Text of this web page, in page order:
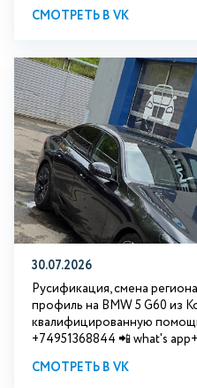
СМОТРЕТЬ В VK
30.07.2026
Русификация, смена
профиль на BMW 5 G60 из
квалифицированную
+74951368844 📲 what's
СМОТРЕТЬ В VK